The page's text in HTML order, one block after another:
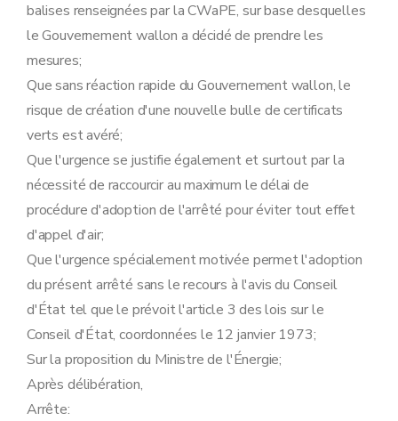
balises renseignées par la CWaPE, sur base desquelles
le Gouvernement wallon a décidé de prendre les
mesures;
Que sans réaction rapide du Gouvernement wallon, le
risque de création d'une nouvelle bulle de certificats
verts est avéré;
Que l'urgence se justifie également et surtout par la
nécessité de raccourcir au maximum le délai de
procédure d'adoption de l'arrêté pour éviter tout effet
d'appel d'air;
Que l'urgence spécialement motivée permet l'adoption
du présent arrêté sans le recours à l'avis du Conseil
d'État tel que le prévoit l'article 3 des lois sur le
Conseil d'État, coordonnées le 12 janvier 1973;
Sur la proposition du Ministre de l'Énergie;
Après délibération,
Arrête: